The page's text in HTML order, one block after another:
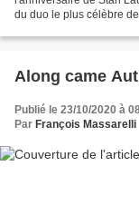
du duo le plus célèbre
Along came
Publié le 23/10/2020 à
Par François Massarelli